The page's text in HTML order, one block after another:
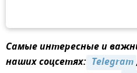
Самые интересные и
наших соцсетях: Telegram